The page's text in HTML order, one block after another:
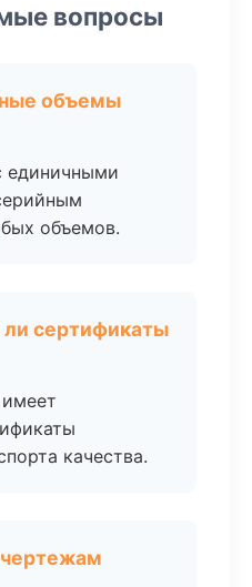
вопросы
объемы
единичными
объемов.
сертификаты
качества.